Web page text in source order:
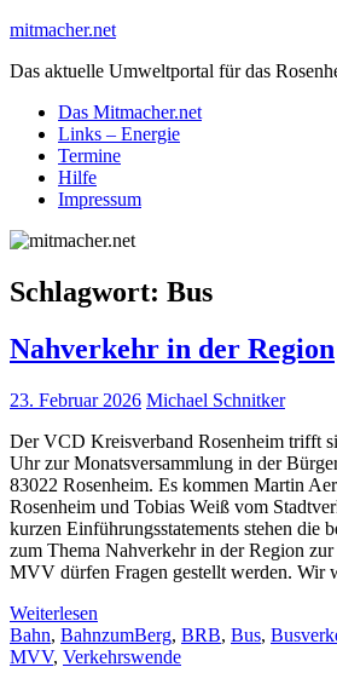
Skip
content
mitmacher.net
Das aktuelle Umweltportal für das
Das Mitmacher.net
Links – Energie
Termine
Hilfe
Impressum
Schlagwort: Bus
Nahverkehr in der Region
23. Februar 2026 Michael Schnitker
Der VCD Kreisverband Rosenheim trifft
Uhr zur Monatsversammlung in der
83022 Rosenheim. Es kommen Martin
Rosenheim und Tobias Weiß vom
kurzen Einführungsstatements stehen die
zum Thema Nahverkehr in der Region
MVV dürfen Fragen gestellt werden. Wir
Weiterlesen
Bahn, BahnzumBerg, BRB, Bus,
MVV, Verkehrswende